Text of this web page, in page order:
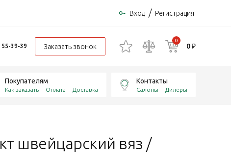
Вход / Регистрация
55-39-39 Заказать звонок
0
0 ₽
Покупателям
Как заказать Оплата Доставка
Контакты
Салоны Дилеры
швейцарский вяз /